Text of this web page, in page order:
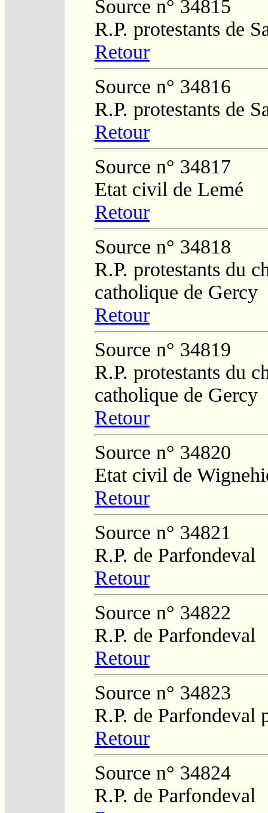
Source n° 34815
R.P. protestants de
Retour
Source n° 34816
R.P. protestants de
Retour
Source n° 34817
Etat civil de Lemé
Retour
Source n° 34818
R.P. protestants du
catholique de Gercy
Retour
Source n° 34819
R.P. protestants du
catholique de Gercy
Retour
Source n° 34820
Etat civil de
Retour
Source n° 34821
R.P. de Parfondeval
Retour
Source n° 34822
R.P. de Parfondeval
Retour
Source n° 34823
R.P. de Parfondeval
Retour
Source n° 34824
R.P. de Parfondeval